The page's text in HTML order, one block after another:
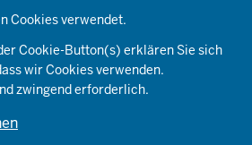
Cookies verwendet.
Cookie-Button(s) erklären Sie sich
wir Cookies verwenden.
zwingend erforderlich.